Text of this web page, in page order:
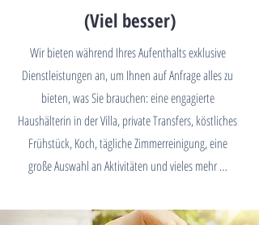
(Viel besser)
Wir bieten während Ihres Aufenthalts exklusive
Dienstleistungen an, um Ihnen auf Anfrage alles zu
bieten, was Sie brauchen: eine engagierte
Haushälterin in der Villa, private Transfers, köstliches
Frühstück, Koch, tägliche Zimmerreinigung, eine
große Auswahl an Aktivitäten und vieles mehr …